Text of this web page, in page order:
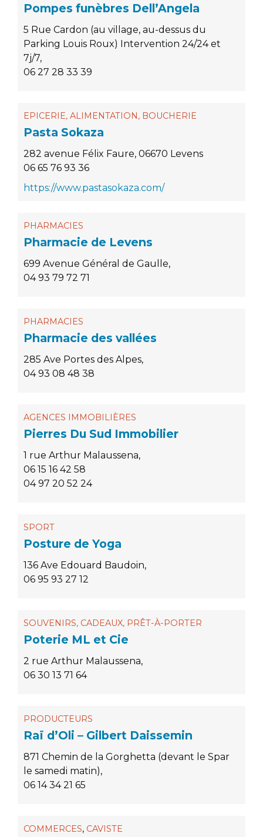
Pompes funèbres Dell’Angela
5 Rue Cardon (au village, au-dessus du
Parking Louis Roux) Intervention 24/24 et
7j/7,
06 27 28 33 39
EPICERIE, ALIMENTATION, BOUCHERIE
Pasta Sokaza
282 avenue Félix Faure, 06670 Levens
06 65 76 93 36
https://www.pastasokaza.com/
PHARMACIES
Pharmacie de Levens
699 Avenue Général de Gaulle,
04 93 79 72 71
PHARMACIES
Pharmacie des vallées
285 Ave Portes des Alpes,
04 93 08 48 38
AGENCES IMMOBILIÈRES
Pierres Du Sud Immobilier
1 rue Arthur Malaussena,
06 15 16 42 58
04 97 20 52 24
SPORT
Posture de Yoga
136 Ave Edouard Baudoin,
06 95 93 27 12
SOUVENIRS, CADEAUX, PRÊT-À-PORTER
Poterie ML et Cie
2 rue Arthur Malaussena,
06 30 13 71 64
PRODUCTEURS
Raï d’Oli – Gilbert Daissemin
871 Chemin de la Gorghetta (devant le Spar
le samedi matin),
06 14 34 21 65
COMMERCES, CAVISTE